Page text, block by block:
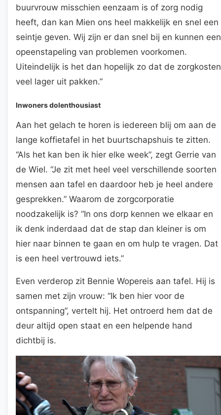
buurvrouw misschien eenzaam is of zorg nodig
heeft, dan kan Mien ons heel makkelijk en snel een
seintje geven. Wij zijn er dan snel bij en kunnen een
opeenstapeling van problemen voorkomen.
Uiteindelijk is het dan hopelijk zo dat de zorgkosten
veel lager uit pakken.”
Inwoners dolenthousiast
Aan het gelach te horen is iedereen blij om aan de
lange koffietafel in het buurtschapshuis te zitten.
“Als het kan ben ik hier elke week”, zegt Gerrie van
de Wiel. “Je zit met heel veel verschillende soorten
mensen aan tafel en daardoor heb je heel andere
gesprekken.” Waarom de zorgcorporatie
noodzakelijk is? “In ons dorp kennen we elkaar en
ik denk inderdaad dat de stap dan kleiner is om
hier naar binnen te gaan en om hulp te vragen. Dat
is een heel vertrouwd iets.”
Even verderop zit Bennie Wopereis aan tafel. Hij is
samen met zijn vrouw: “Ik ben hier voor de
ontspanning”, vertelt hij. Het ontroerd hem dat de
deur altijd open staat en een helpende hand
dichtbij is.